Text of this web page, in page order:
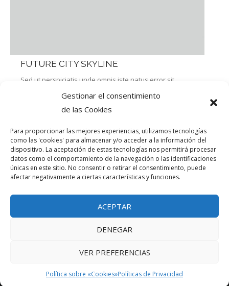
Gestionar el consentimiento
de las Cookies
Para proporcionar las mejores experiencias, utilizamos tecnologías
como las 'cookies' para almacenar y/o acceder a la información del
dispositivo. La aceptación de estas tecnologías nos permitirá procesar
datos como el comportamiento de la navegación o las identificaciones
únicas en este sitio. No consentir o retirar el consentimiento, puede
afectar negativamente a ciertas características y funciones.
ACEPTAR
DENEGAR
VER PREFERENCIAS
Política sobre «Cookies»Políticas de Privacidad
FUTURE CITY SKYLINE
Sed ut perspiciatis unde omnis iste natus error sit
voluptatem accusantium doloremque laudantium, totam rem
architecto beatae vitae dicta
14/06/2014 admin
1 2 3
"COOKIES"|POLÍTICAS DE PRIVACIDAD